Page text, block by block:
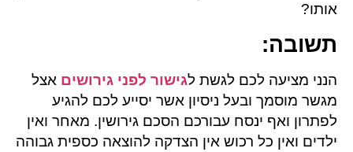
אותו?
תשובה:
הנני מציעה לכם לגשת לגישור לפני גירושים אצל
מגשר מוסמך ובעל ניסיון אשר יסייע לכם להגיע
לפתרון ואף ינסח עבורכם הסכם גירושין. מאחר ואין
ילדים ואין כל רכוש אין הצדקה להוצאה כספית גבוהה